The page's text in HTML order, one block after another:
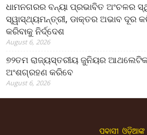
ଧାମନଗରର ବନ୍ୟା ପ୍ରଭାବିତ ଅଂଚଳର
ସ୍ୱାସ୍ଥ୍ୟମନ୍ତ୍ରୀ, ଡାକ୍ତର ଅଭାବ ଦୂର
କରିବାକୁ ନିର୍ଦ୍ଦେଶ
August 6, 2026
୭୨ତମ ରାଜ୍ୟସ୍ତରୀୟ ଜୁନିୟର
ଅଂଶଗ୍ରହଣ କରିବେ
August 6, 2026